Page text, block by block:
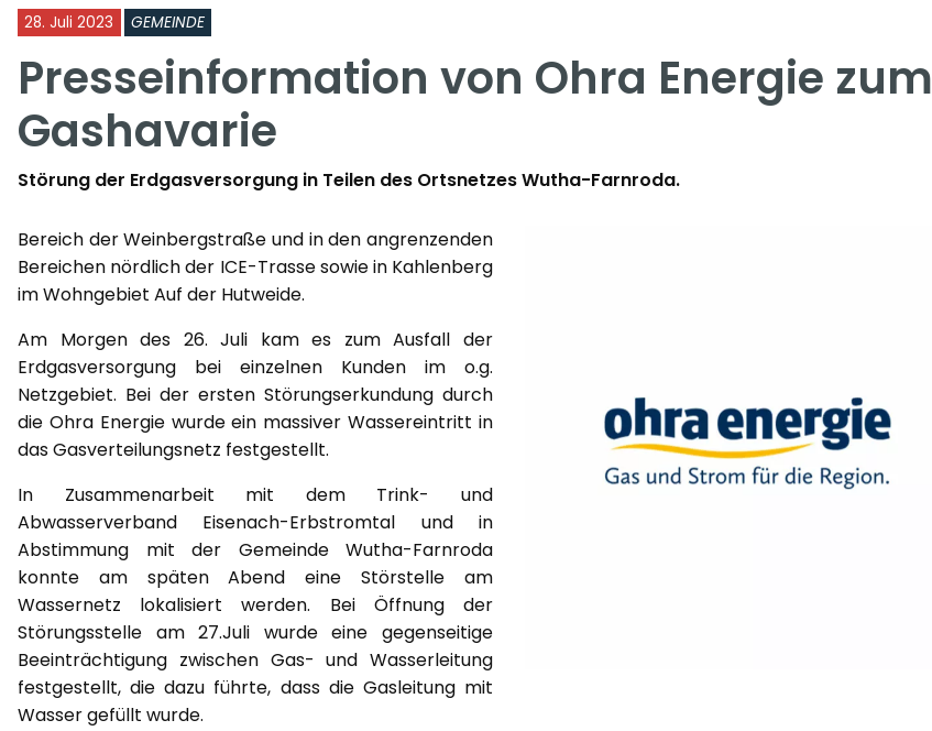
28. Juli 2023 GEMEINDE
Presseinformation von Ohra Energie zum
Gashavarie
Störung der Erdgasversorgung in Teilen des Ortsnetzes Wutha-Farnroda.
Bereich der Weinbergstraße und in den angrenzenden
Bereichen nördlich der ICE-Trasse sowie in Kahlenberg
im Wohngebiet Auf der Hutweide.
Am Morgen des 26. Juli kam es zum Ausfall der
Erdgasversorgung bei einzelnen Kunden im o.g.
Netzgebiet. Bei der ersten Störungserkundung durch
die Ohra Energie wurde ein massiver Wassereintritt in
das Gasverteilungsnetz festgestellt.
In Zusammenarbeit mit dem Trink- und
Abwasserverband Eisenach-Erbstromtal und in
Abstimmung mit der Gemeinde Wutha-Farnroda
konnte am späten Abend eine Störstelle am
Wassernetz lokalisiert werden. Bei Öffnung der
Störungsstelle am 27.Juli wurde eine gegenseitige
Beeinträchtigung zwischen Gas- und Wasserleitung
festgestellt, die dazu führte, dass die Gasleitung mit
Wasser gefüllt wurde.